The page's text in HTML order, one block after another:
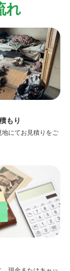
れ
もり
地にてお見積りをご